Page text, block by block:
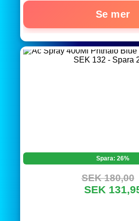
Se mer
Spara: 26%
SEK 180,00
SEK